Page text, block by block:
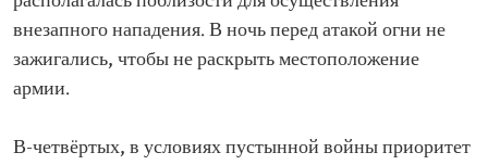
внезапного нападения. В ночь перед атакой огни не
зажигались, чтобы не раскрыть местоположение
армии.
В-четвёртых, в условиях пустынной войны приоритет